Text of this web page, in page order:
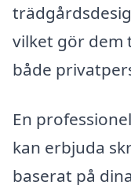
vilket gör dem
både
En
kan erbjuda
baserat på